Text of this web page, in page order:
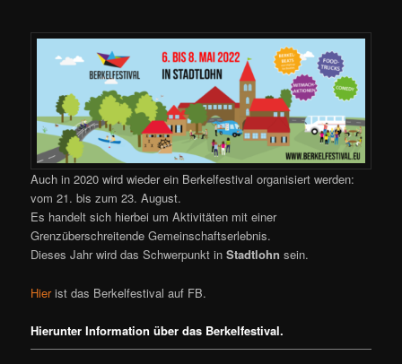
Auch in 2020 wird wieder ein Berkelfestival organisiert werden:
vom 21. bis zum 23. August.
Es handelt sich hierbei um Aktivitäten mit einer
Grenzüberschreitende Gemeinschaftserlebnis.
Dieses Jahr wird das Schwerpunkt inStadtlohn sein.
Hierist das Berkelfestival auf FB.
Hierunter Information über das Berkelfestival.